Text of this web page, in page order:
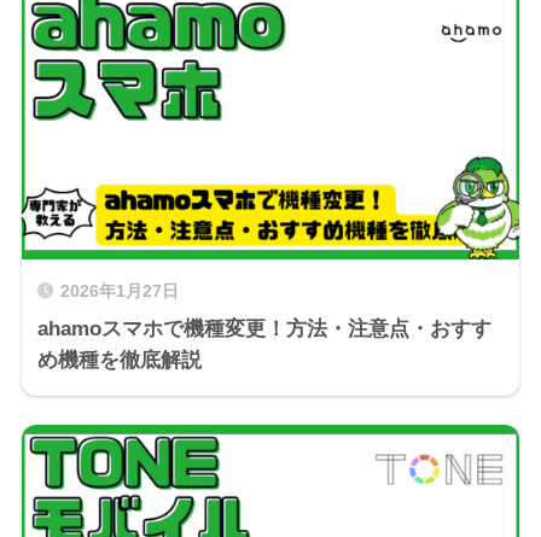
2026年1月27日
ahamoスマホで機種変更！方法・注意点・おすす
め機種を徹底解説